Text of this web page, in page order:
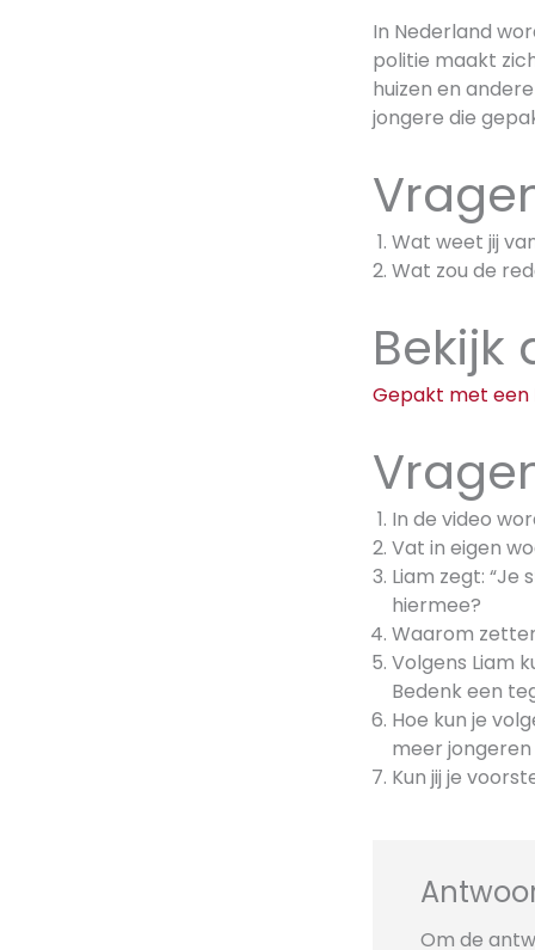
In Nederland
politie maakt
huizen en
jongere die
Wat weet jij
Wat zou de
Bekijk
Gepakt met een
In de video
Vat in eigen
Liam zegt:
hiermee?
Waarom
Volgens Liam
Bedenk een
Hoe kun je
meer
Kun jij je
Om de